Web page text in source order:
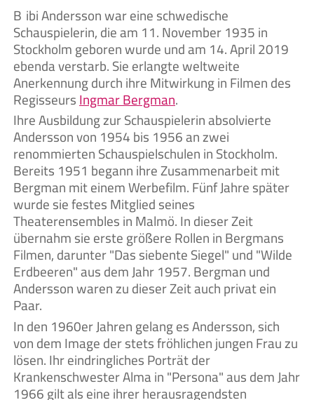
Bibi Andersson war eine schwedische
Schauspielerin, die am 11. November 1935 in
Stockholm geboren wurde und am 14. April 2019
ebenda verstarb. Sie erlangte weltweite
Anerkennung durch ihre Mitwirkung in Filmen des
RegisseursIngmar Bergman.
Ihre Ausbildung zur Schauspielerin absolvierte
Andersson von 1954 bis 1956 an zwei
renommierten Schauspielschulen in Stockholm.
Bereits 1951 begann ihre Zusammenarbeit mit
Bergman mit einem Werbefilm. Fünf Jahre später
wurde sie festes Mitglied seines
Theaterensembles in Malmö. In dieser Zeit
übernahm sie erste größere Rollen in Bergmans
Filmen, darunter "Das siebente Siegel" und "Wilde
Erdbeeren" aus dem Jahr 1957. Bergman und
Andersson waren zu dieser Zeit auch privat ein
Paar.
In den 1960er Jahren gelang es Andersson, sich
von dem Image der stets fröhlichen jungen Frau zu
lösen. Ihr eindringliches Porträt der
Krankenschwester Alma in "Persona" aus dem Jahr
1966 gilt als eine ihrer herausragendsten